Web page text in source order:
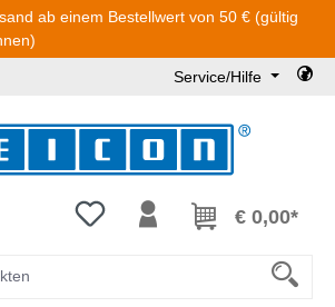
ab einem Bestellwert von 50 € (gültig
Service/Hilfe
Du hast 0 Produkte auf dem
€ 0,00*